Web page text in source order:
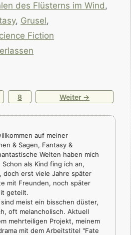
des Flüsterns im Wind,
, Grusel,
Fiction
Seite
8 Weiter →
auf meiner
& Sagen, Fantasy &
Welten haben mich
als Kind fing ich an,
doch erst viele Jahre später
mit Freunden, noch später
geteilt.
meist ein bisschen düster,
oft melancholisch. Aktuell
mehrteiligen Projekt, meinem
mit dem Arbeitstitel "Fate